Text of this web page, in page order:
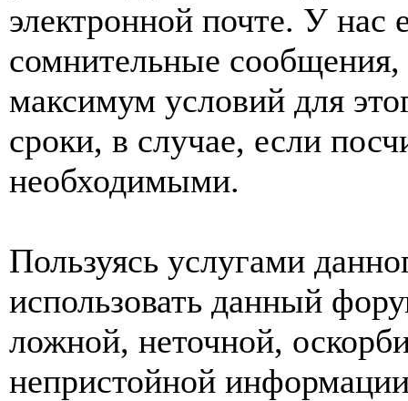
электронной почте. У нас
сомнительные
максимум условий для
сроки, в случае, если
необходимыми.
Пользуясь услугами
использовать данный
ложной, неточной,
непристойной